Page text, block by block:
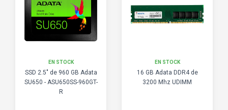
EN STOCK
SSD 2.5" de 960 GB Adata
SU650 - ASU650SS-960GT-
R
EN STOCK
16 GB Adata DDR4 de
3200 Mhz UDIMM